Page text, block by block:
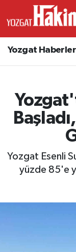
Yozgat
Yozgat Esenli
yüzde 85'e